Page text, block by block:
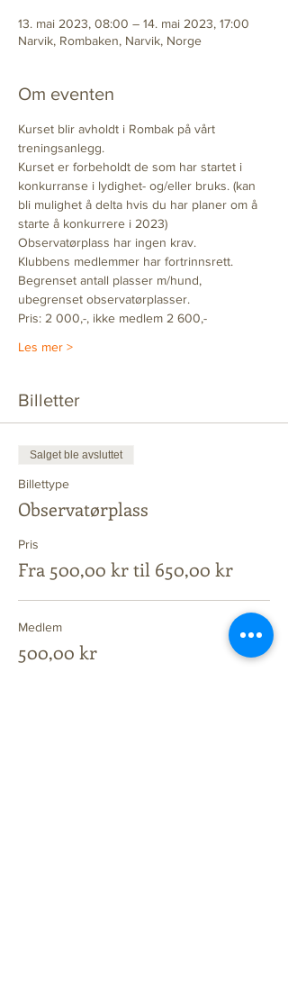
13. mai 2023, 08:00 – 14. mai 2023, 17:00
Narvik, Rombaken, Narvik, Norge
Om eventen
Kurset blir avholdt i Rombak på vårt
treningsanlegg.
Kurset er forbeholdt de som har startet i
konkurranse i lydighet- og/eller bruks. (kan
bli mulighet å delta hvis du har planer om å
starte å konkurrere i 2023)
Observatørplass har ingen krav.
Klubbens medlemmer har fortrinnsrett.
Begrenset antall plasser m/hund,
ubegrenset observatørplasser.
Pris: 2 000,-, ikke medlem 2 600,-
Les mer >
Billetter
Salget ble avsluttet
Billettype
Observatørplass
Pris
Fra 500,00 kr til 650,00 kr
Medlem
500,00 kr